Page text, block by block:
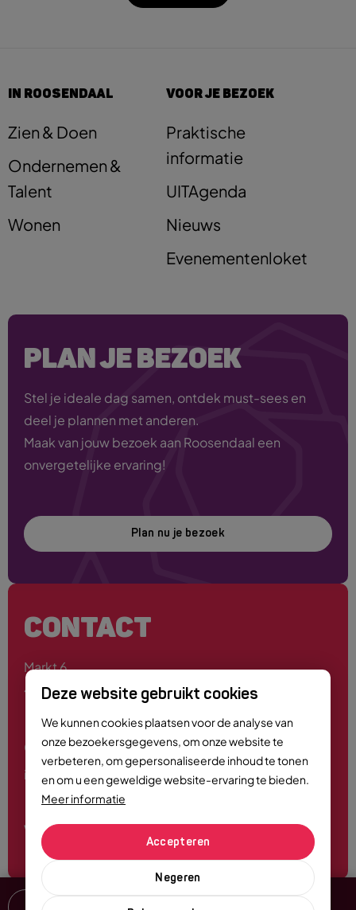
Deze website gebruikt cookies
We kunnen cookies plaatsen voor de analyse van
onze bezoekersgegevens, om onze website te
verbeteren, om gepersonaliseerde inhoud te tonen
en om u een geweldige website-ervaring te bieden.
Meer informatie
Negeren
Accepteren
IN ROOSENDAAL
Zien & Doen
Ondernemen &
Talent
Wonen
VOOR JE BEZOEK
Praktische
informatie
UITAgenda
Nieuws
Evenementenloket
PLAN JE BEZOEK
Stel je ideale dag samen, ontdek must-sees en
deel je plannen met anderen.
Maak van jouw bezoek aan Roosendaal een
onvergetelijke ervaring!
Plan nu je bezoek
CONTACT
Markt 6
4701 PE Roosendaal
0165 - 55 44 00
info@roosendaalcitymarketing.nl
Volg ons